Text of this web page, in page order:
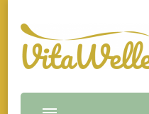
Vitawelle
VitaWelle by Irina Madrid